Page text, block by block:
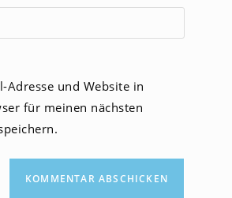
Adresse und Website in
für meinen nächsten